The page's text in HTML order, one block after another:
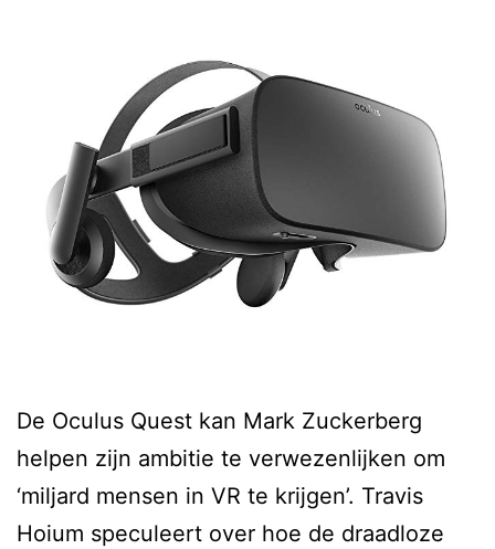
De Oculus Quest kan Mark Zuckerberg
helpen zijn ambitie te verwezenlijken om
‘miljard mensen in VR te krijgen’. Travis
Hoium speculeert over hoe de draadloze